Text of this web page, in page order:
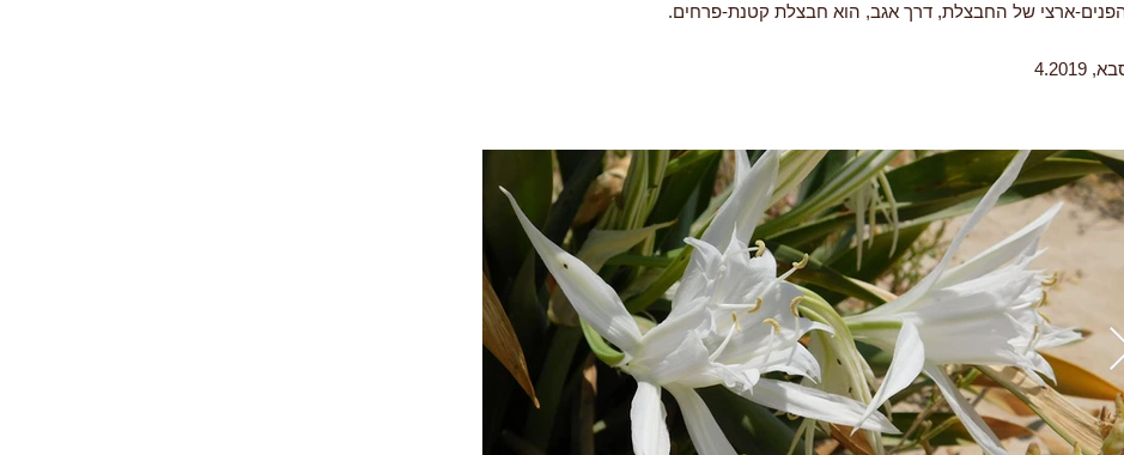
ארצי של החבצלת, דרך אגב, הוא חבצלת קטנת-פרחים.